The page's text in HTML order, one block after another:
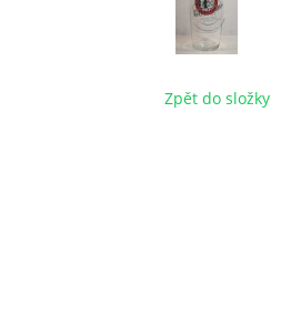
Zpět do složky